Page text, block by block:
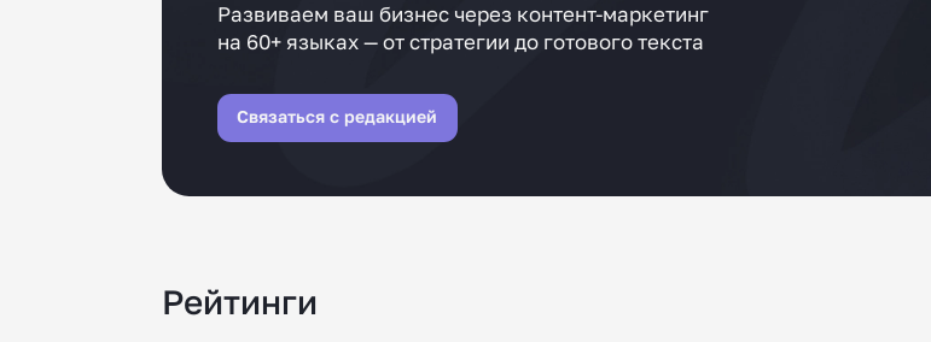
Развиваем ваш бизнес через контент-маркетинг
на 60+ языках — от стратегии до готового текста
Связаться с редакцией
Рейтинги